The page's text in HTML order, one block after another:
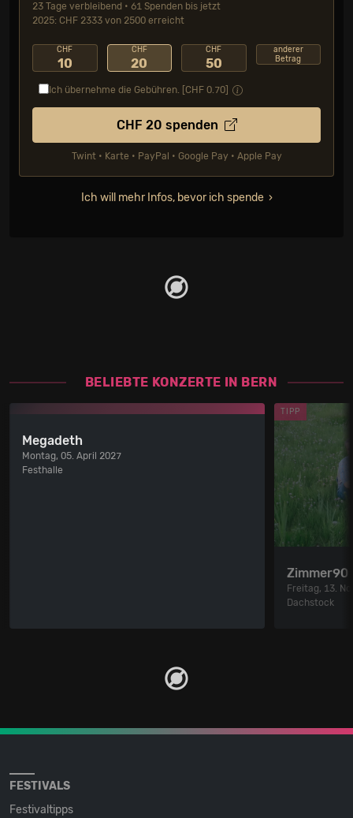
23 Tage verbleibend • 61 Spenden bis jetzt
2025: CHF 2333 von 2500 erreicht
CHF
10
CHF
20
CHF
50
anderer
Betrag
Ich übernehme die Gebühren. [CHF 0.70
CHF 20 spenden
Twint • Karte • PayPal • Google Pay • Apple Pay
Ich will mehr Infos, bevor ich spende
BELIEBTE KONZERTE IN BERN
Megadeth
Montag, 05. April 2027
Festhalle
TIPP
Zimmer90
Freitag, 13.
Dachstock
FESTIVALS
Festivaltipps